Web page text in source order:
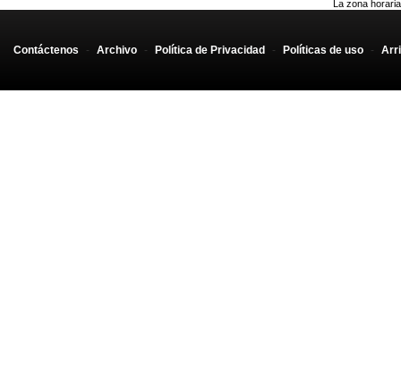
La zona
Contáctenos - Archivo - Política de Privacidad - Políticas de uso -